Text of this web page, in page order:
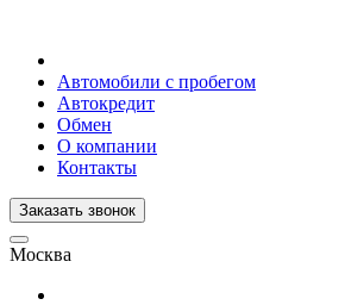
Автомобили с пробегом
Автокредит
Обмен
О компании
Контакты
Заказать звонок
Москва